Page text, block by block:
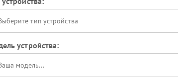
тип устройства
устройства: